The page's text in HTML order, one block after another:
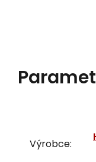
Výrobce: